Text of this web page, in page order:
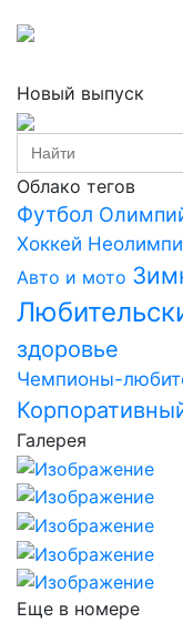
Новый выпуск
Search
for:
Облако тегов
Футбол
Хоккей
Авто и мото
здоровье
Чемпионы-
Галерея
Еще в номере